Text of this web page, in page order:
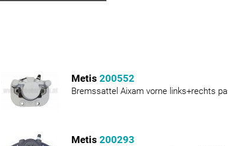
Metis 200552
Bremssattel Aixam vorne links+rechts
Metis 200293